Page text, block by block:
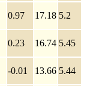
0.97 17.18 5.2
0.23 16.74 5.45
-0.01 13.66 5.44